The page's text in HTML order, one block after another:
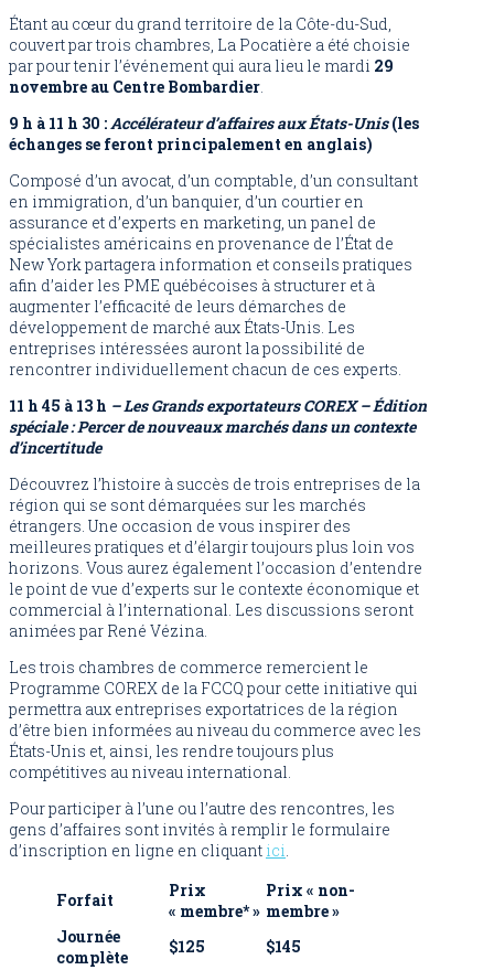
Étant au cœur du grand territoire de la Côte-du-Sud,
couvert par trois chambres, La Pocatière a été choisie
par pour tenir l’événement qui aura lieu le mardi 29
novembre au Centre Bombardier.
9 h à 11 h 30 :Accélérateur d’affaires aux États-Unis(les
échanges se feront principalement en anglais)
Composé d’un avocat, d’un comptable, d’un consultant
en immigration, d’un banquier, d’un courtier en
assurance et d’experts en marketing, un panel de
spécialistes américains en provenance de l’État de
New York partagera information et conseils pratiques
afin d’aider les PME québécoises à structurer et à
augmenter l’efficacité de leurs démarches de
développement de marché aux États-Unis. Les
entreprises intéressées auront la possibilité de
rencontrer individuellement chacun de ces experts.
11 h 45 à 13 h –Les Grands exportateurs COREX – Édition
spéciale : Percer de nouveaux marchés dans un contexte
d’incertitude
Découvrez l’histoire à succès de trois entreprises de la
région qui se sont démarquées sur les marchés
étrangers. Une occasion de vous inspirer des
meilleures pratiques et d’élargir toujours plus loin vos
horizons. Vous aurez également l’occasion d’entendre
le point de vue d’experts sur le contexte économique et
commercial à l’international. Les discussions seront
animées par René Vézina.
Les trois chambres de commerce remercient le
Programme COREX de la FCCQ pour cette initiative qui
permettra aux entreprises exportatrices de la région
d’être bien informées au niveau du commerce avec les
États-Unis et, ainsi, les rendre toujours plus
compétitives au niveau international.
Pour participer à l’une ou l’autre des rencontres, les
gens d’affaires sont invités à remplir le formulaire
d’inscription en ligne en cliquant ici.
Forfait
Prix
« membre*»
Prix « non-
membre »
Journée
complète
$125
$145